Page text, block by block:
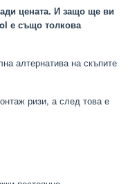
цената. И защо ще ви
е също толкова
алтернатива на скъпите
ризи, а след това е